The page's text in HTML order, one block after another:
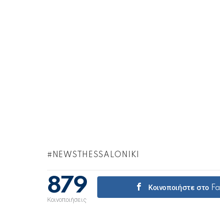
NEWSTHESSALONIKI
879
Κοινοποιήσεις
Κοινοποιήστε στο